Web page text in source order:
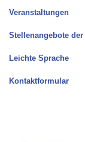
Veranstaltungen
Stellenangebote
Leichte Sprache
Kontaktformular